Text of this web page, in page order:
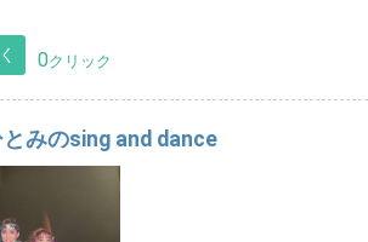
0クリック
みのsing and dance